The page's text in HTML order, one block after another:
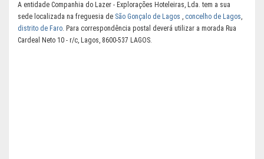
A entidade Companhia do Lazer - Explorações Hoteleiras, Lda. tem a sua
sede localizada na freguesia de São Gonçalo de Lagos , concelho de Lagos,
distrito de Faro. Para correspondência postal deverá utilizar a morada Rua
Cardeal Neto 10 - r/c, Lagos, 8600-537 LAGOS.